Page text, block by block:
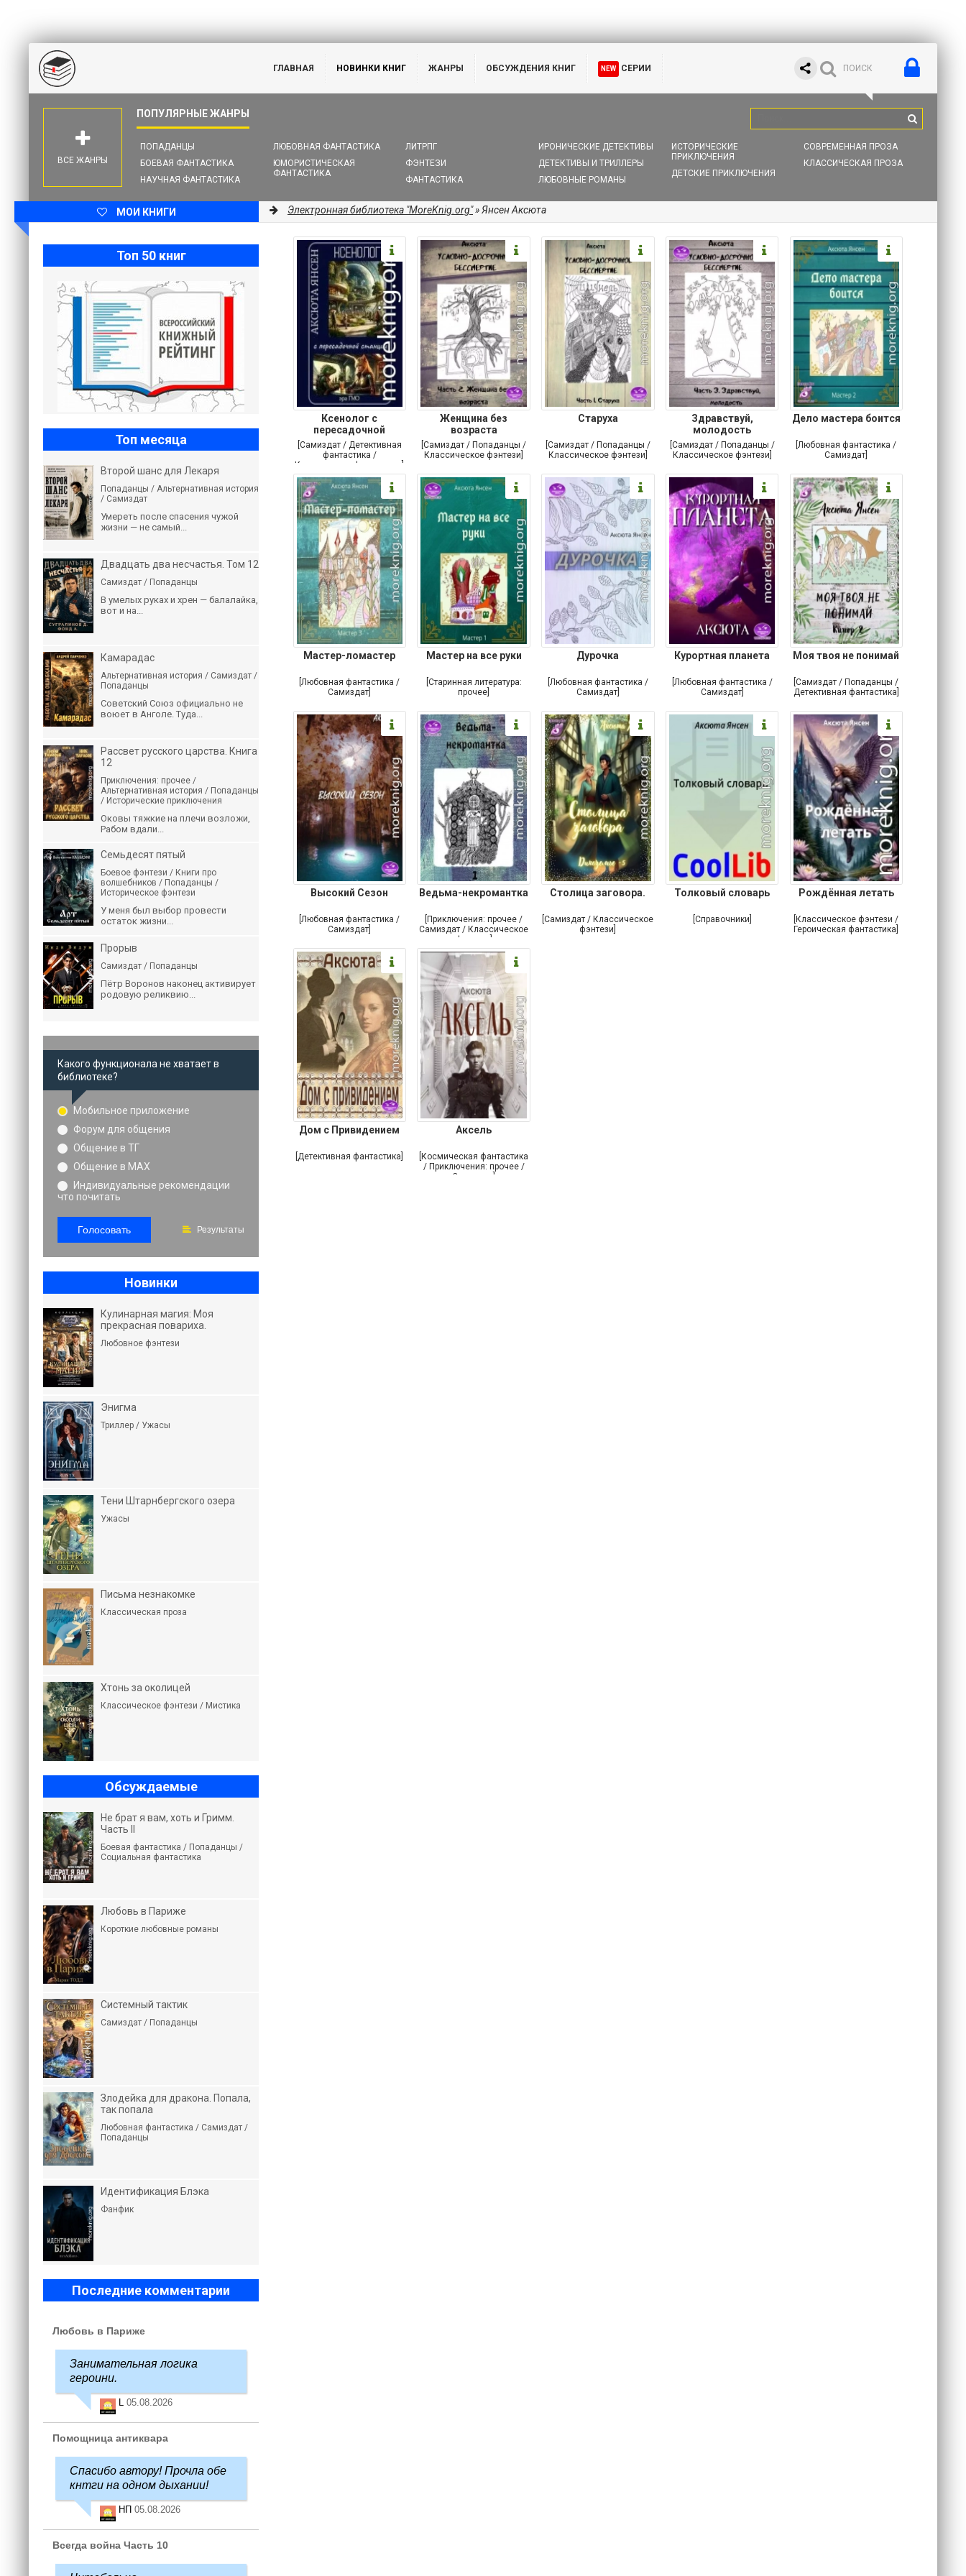
ГЛАВНАЯ НОВИНКИ КНИГ ЖАНРЫ ОБСУЖДЕНИЯ КНИГ NEW СЕРИИ
ПОПАДАНЦЫ
БОЕВАЯ ФАНТАСТИКА
НАУЧНАЯ ФАНТАСТИКА
ЛЮБОВНАЯ ФАНТАСТИКА
ЮМОРИСТИЧЕСКАЯ
ФАНТАСТИКА
ЛИТРПГ
ФЭНТЕЗИ
ФАНТАСТИКА
ИРОНИЧЕСКИЕ ДЕТЕКТИВЫ
ДЕТЕКТИВЫ И ТРИЛЛЕРЫ
ЛЮБОВНЫЕ РОМАНЫ
ИСТОРИЧЕСКИЕ
ПРИКЛЮЧЕНИЯ
ДЕТСКИЕ ПРИКЛЮЧЕНИЯ
СОВРЕМЕННАЯ ПРОЗА
КЛАССИЧЕСКАЯ ПРОЗА
ВСЕ ЖАНРЫ
МОИ КНИГИ Электронная библиотека "MoreKnig.org"» Янсен Аксюта
Ксенолог с
пересадочной
станции
[Самиздат / Детективная
фантастика /
Космическая фантастика]
Женщина без
возраста
[Самиздат / Попаданцы /
Классическое фэнтези]
Старуха
[Самиздат / Попаданцы /
Классическое фэнтези]
Здравствуй,
молодость
[Самиздат / Попаданцы /
Классическое фэнтези]
Дело мастера боится
[Любовная фантастика /
Самиздат]
Мастер-ломастер
[Любовная фантастика /
Самиздат]
Мастер на все руки
[Старинная литература:
прочее]
Дурочка
[Любовная фантастика /
Самиздат]
Курортная планета
[Любовная фантастика /
Самиздат]
Моя твоя не понимай
[Самиздат / Попаданцы /
Детективная фантастика]
Высокий Сезон
[Любовная фантастика /
Самиздат]
Ведьма-некромантка
[Приключения: прочее /
Самиздат / Классическое
фэнтези]
Столица заговора.
[Самиздат / Классическое
фэнтези]
Толковый словарь
[Справочники]
Рождённая летать
[Классическое фэнтези /
Героическая фантастика]
Дом с Привидением
[Детективная фантастика]
Аксель
[Космическая фантастика
/ Приключения: прочее /
Самиздат]
Топ 50 книг
Топ месяца
Второй шанс для Лекаря
Попаданцы / Альтернативная история
/ Самиздат
Умереть после спасения чужой
жизни — не самый...
Двадцать два несчастья. Том 12
Самиздат / Попаданцы
В умелых руках и хрен — балалайка,
вот и на...
Камарадас
Альтернативная история / Самиздат /
Попаданцы
Советский Союз официально не
воюет в Анголе. Туда...
Рассвет русского царства. Книга
12
Приключения: прочее /
Альтернативная история / Попаданцы
/ Исторические приключения
Оковы тяжкие на плечи возложи,
Рабом вдали...
Семьдесят пятый
Боевое фэнтези / Книги про
волшебников / Попаданцы /
Историческое фэнтези
У меня был выбор провести
остаток жизни...
Прорыв
Самиздат / Попаданцы
Пётр Воронов наконец активирует
родовую реликвию...
Какого функционала не хватает в
библиотеке?
Мобильное приложение
Форум для общения
Общение в ТГ
Общение в MAX
Индивидуальные рекомендации
что почитать
Голосовать Результаты
Новинки
Кулинарная магия: Моя
прекрасная повариха.
Любовное фэнтези
Энигма
Триллер / Ужасы
Тени Штарнбергского озера
Ужасы
Письма незнакомке
Классическая проза
Хтонь за околицей
Классическое фэнтези / Мистика
Обсуждаемые
Не брат я вам, хоть и Гримм.
Часть II
Боевая фантастика / Попаданцы /
Социальная фантастика
Любовь в Париже
Короткие любовные романы
Системный тактик
Самиздат / Попаданцы
Злодейка для дракона. Попала,
так попала
Любовная фантастика / Самиздат /
Попаданцы
Идентификация Блэка
Фанфик
Последние комментарии
Любовь в Париже
Занимательная логика
героини.
L 05.08.2026
Помощница антиквара
Спасибо автору! Прочла обе
кнтги на одном дыхании!
НП 05.08.2026
Всегда война Часть 10